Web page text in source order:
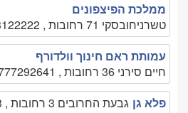
ממלכת הפיצפונים
טשרניחובסקי 71 רחובות , 0543122222
עמותת ראם חינוך וולדורף
חיים סירני 36 רחובות , 0777292641
פלא גן גבעת החרובים 3 רחובות , 089358063